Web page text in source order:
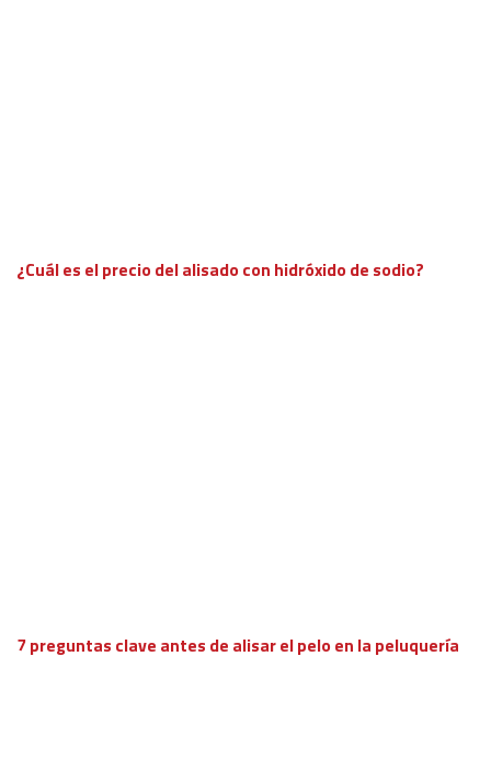
¿Cuál es el precio del alisado con hidróxido de sodio?
7 preguntas clave antes de alisar el pelo en la peluquería